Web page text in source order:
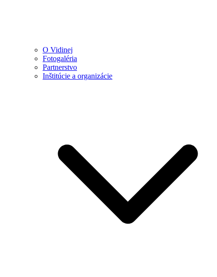
O Vidinej
Fotogaléria
Partnerstvo
Inštitúcie a organizácie